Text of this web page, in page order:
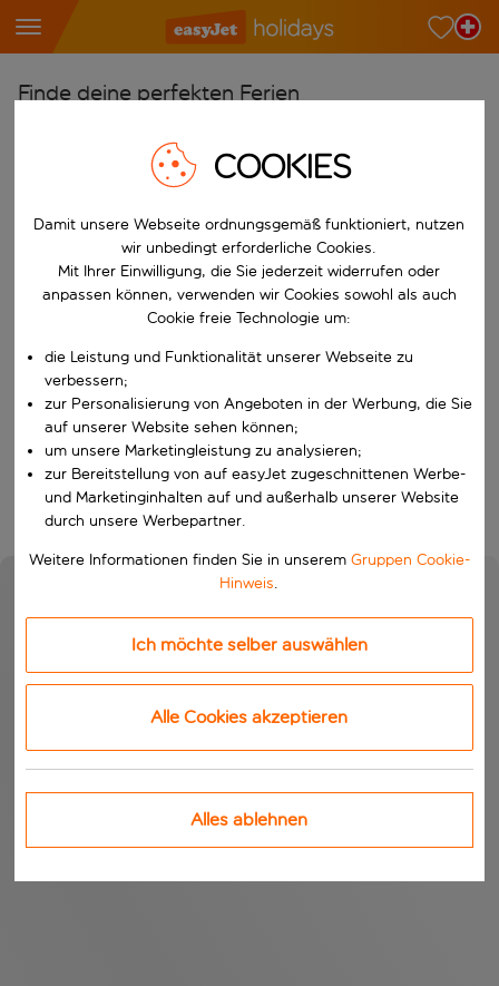
Finde deine perfekten Ferien
Wähle deine Flughäfen
Beginne mit der Eingabe für die automatische
Reiseziele finden
Nach
W&auml;hle ein Ab- und R&uuml;ckflugdatum aus.
Wähle deine Reisedaten
Wann
Wer
Suchen
COOKIES
Damit unsere Webseite ordnungsgemäß funktioniert, nutzen
wir unbedingt erforderliche Cookies.
Mit Ihrer Einwilligung, die Sie jederzeit widerrufen oder
anpassen können, verwenden wir Cookies sowohl als auch
Cookie freie Technologie um:
die Leistung und Funktionalität unserer Webseite zu
verbessern;
zur Personalisierung von Angeboten in der Werbung, die Sie
auf unserer Website sehen können;
um unsere Marketingleistung zu analysieren;
zur Bereitstellung von auf easyJet zugeschnittenen Werbe-
und Marketinginhalten auf und außerhalb unserer Website
durch unsere Werbepartner.
Weitere Informationen finden Sie in unserem Gruppen Cookie-
Hinweis.
Ich möchte selber auswählen
Alle Cookies akzeptieren
Alles ablehnen